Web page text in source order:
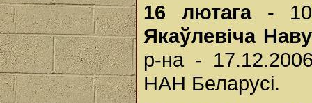
16 лютага-
Якаўлевіча
р-на -
НАН Беларусі.